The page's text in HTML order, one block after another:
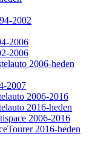
2002
2006
2006
2006-heden
2007
2006-2016
2016-heden
2006-2016
2016-heden